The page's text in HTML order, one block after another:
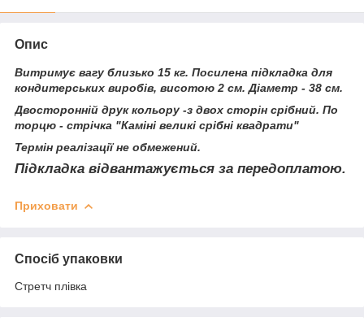
Опис
Витримує вагу близько 15 кг. Посилена підкладка для
кондитерських виробів, висотою 2 см. Діаметр - 38 см.
Двосторонній друк кольору -з двох сторін срібний. По
торцю - стрічка "Каміні великі срібні квадрати"
Термін реалізації не обмежений.
Підкладка відвантажується за передоплатою.
Приховати
Спосіб упаковки
Стретч плівка